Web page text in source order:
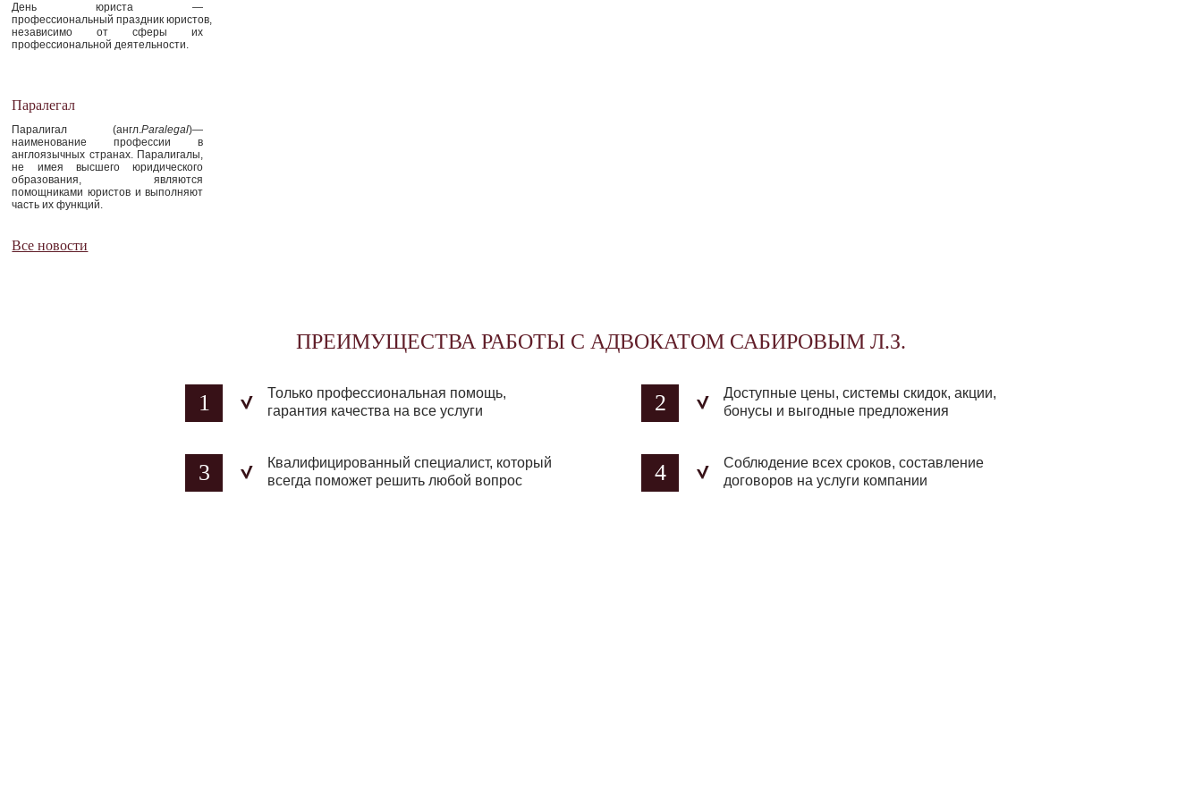
День юриста —
профессиональный праздник юристов,
независимо от сферы их
профессиональной деятельности.
Паралегал
Паралигал (англ.Paralegal)—
наименование профессии в
англоязычных странах. Паралигалы,
не имея высшего юридического
образования, являются
помощниками юристов и выполняют
часть их функций.
Все новости
ПРЕИМУЩЕСТВА РАБОТЫ С АДВОКАТОМ САБИРОВЫМ Л.З.
1
Только профессиональная помощь,
гарантия качества на все услуги
2
Доступные цены, системы скидок, акции,
бонусы и выгодные предложения
3
Квалифицированный специалист, который
всегда поможет решить любой вопрос
4
Соблюдение всех сроков, составление
договоров на услуги компании